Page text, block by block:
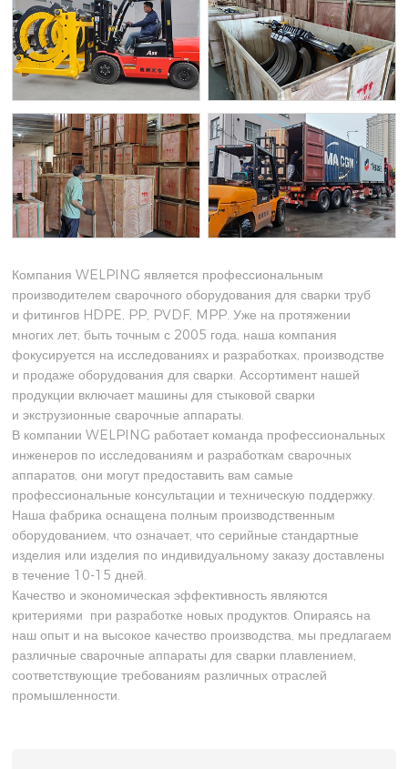
Компания WELPING является профессиональным
производителем сварочного оборудования для сварки труб
и фитингов HDPE, PP, PVDF, MPP. Уже на протяжении
многих лет, быть точным с 2005 года, наша компания
фокусируется на исследованиях и разработках, производстве
и продаже оборудования для сварки. Ассортимент нашей
продукции включает машины для стыковой сварки
и экструзионные сварочные аппараты.
В компании WELPING работает команда профессиональных
инженеров по исследованиям и разработкам сварочных
аппаратов, они могут предоставить вам самые
профессиональные консультации и техническую поддержку.
Наша фабрика оснащена полным производственным
оборудованием, что означает, что серийные стандартные
изделия или изделия по индивидуальному заказу доставлены
в течение 10-15 дней.
Качество и экономическая эффективность являются
критериями при разработке новых продуктов. Опираясь на
наш опыт и на высокое качество производства, мы предлагаем
различные сварочные аппараты для сварки плавлением,
соответствующие требованиям различных отраслей
промышленности.